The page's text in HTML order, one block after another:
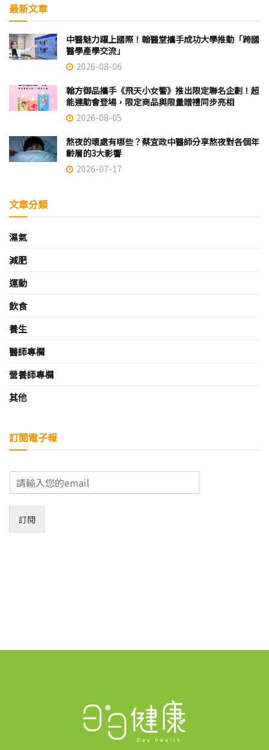
最新文章
中醫魅力躍上國際！翰醫堂攜手成功大學推動「跨國
醫學產學交流」
2026-08-06
翰方御品攜手《飛天小女警》推出限定聯名企劃！超
能運動會登場，限定商品與限量贈禮同步亮相
2026-08-05
熬夜的壞處有哪些？蔡宜政中醫師分享熬夜對各個年
齡層的3大影響
2026-07-17
文章分類
濕氣
減肥
運動
飲食
養生
醫師專欄
營養師專欄
其他
訂閱電子報
E
m
*
訂閱